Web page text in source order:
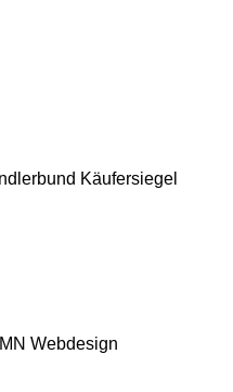
MN Webdesign